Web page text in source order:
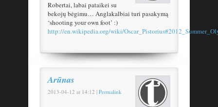
Robertai, labai pataikei su
bekojų bėgimu… Anglakalbiai turi pasakymą
‘shooting your own foot’ :)
http://en.wikipedia.org/wiki/
Arūnas
2013-04-12 at 14:12 | Permalink